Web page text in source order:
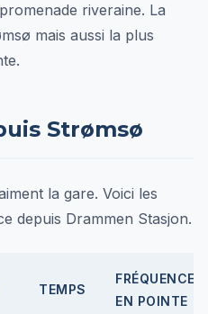
riveraine. La
mais aussi la plus
Strømsø
la gare. Voici les
depuis Drammen Stasjon.
TEMPS
FRÉQUENCE
EN POINTE